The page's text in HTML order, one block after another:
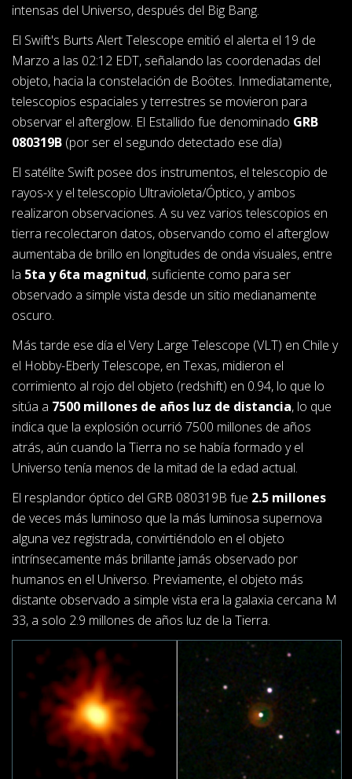
intensas del Universo, después del Big Bang.
El Swift's Burts Alert Telescope emitió el alerta el 19 de
Marzo a las 02:12 EDT, señalando las coordenadas del
objeto, hacia la constelación de Boötes. Inmediatamente,
telescopios espaciales y terrestres se movieron para
observar el afterglow. El Estallido fue denominado GRB
080319B (por ser el segundo detectado ese día)
El satélite Swift posee dos instrumentos, el telescopio de
rayos-x y el telescopio Ultravioleta/Óptico, y ambos
realizaron observaciones. A su vez varios telescopios en
tierra recolectaron datos, observando como el afterglow
aumentaba de brillo en longitudes de onda visuales, entre
la 5ta y 6ta magnitud, suficiente como para ser
observado a simple vista desde un sitio medianamente
oscuro.
Más tarde ese día el Very Large Telescope (VLT) en Chile y
el Hobby-Eberly Telescope, en Texas, midieron el
corrimiento al rojo del objeto (redshift) en 0.94, lo que lo
sitúa a 7500 millones de años luz de distancia, lo que
indica que la explosión ocurrió 7500 millones de años
atrás, aún cuando la Tierra no se había formado y el
Universo tenía menos de la mitad de la edad actual.
El resplandor óptico del GRB 080319B fue 2.5 millones
de veces más luminoso que la más luminosa supernova
alguna vez registrada, convirtiéndolo en el objeto
intrínsecamente más brillante jamás observado por
humanos en el Universo. Previamente, el objeto más
distante observado a simple vista era la galaxia cercana M
33, a solo 2.9 millones de años luz de la Tierra.